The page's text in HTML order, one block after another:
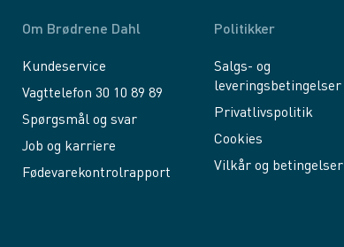
Om Brødrene Dahl
Kundeservice
Vagttelefon 30 10 89 89
Spørgsmål og svar
Job og karriere
Fødevarekontrolrapport
Politikker
Salgs- og
leveringsbetingelser
Privatlivspolitik
Cookies
Vilkår og betingelser